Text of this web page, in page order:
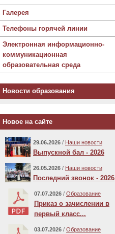
Галерея
Телефоны горячей линии
Электронная информационно-
коммуникационная
образовательная среда
Новости образования
Новое на сайте
29.06.2026 / Наши новости
Выпускной бал - 2026
26.05.2026 / Наши новости
Последний звонок - 2026
07.07.2026 / Образование
Приказ о зачислении в
первый класс...
03.07.2026 / Образование